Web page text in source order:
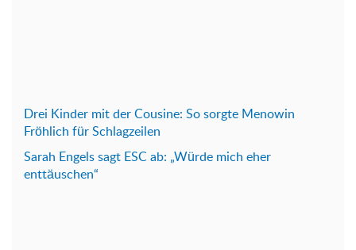
Drei Kinder mit der Cousine: So sorgte Menowin
Fröhlich für Schlagzeilen
Sarah Engels sagt ESC ab: „Würde mich eher
enttäuschen“